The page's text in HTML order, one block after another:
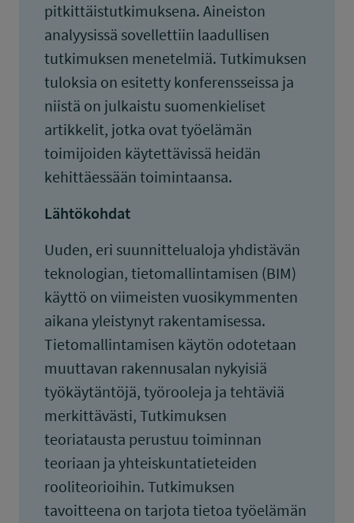
pitkittäistutkimuksena. Aineiston
analyysissä sovellettiin laadullisen
tutkimuksen menetelmiä. Tutkimuksen
tuloksia on esitetty konferensseissa ja
niistä on julkaistu suomenkieliset
artikkelit, jotka ovat työelämän
toimijoiden käytettävissä heidän
kehittäessään toimintaansa.
Lähtökohdat
Uuden, eri suunnittelualoja yhdistävän
teknologian, tietomallintamisen (BIM)
käyttö on viimeisten vuosikymmenten
aikana yleistynyt rakentamisessa.
Tietomallintamisen käytön odotetaan
muuttavan rakennusalan nykyisiä
työkäytäntöjä, työrooleja ja tehtäviä
merkittävästi, Tutkimuksen
teoriatausta perustuu toiminnan
teoriaan ja yhteiskuntatieteiden
rooliteorioihin. Tutkimuksen
tavoitteena on tarjota tietoa työelämän